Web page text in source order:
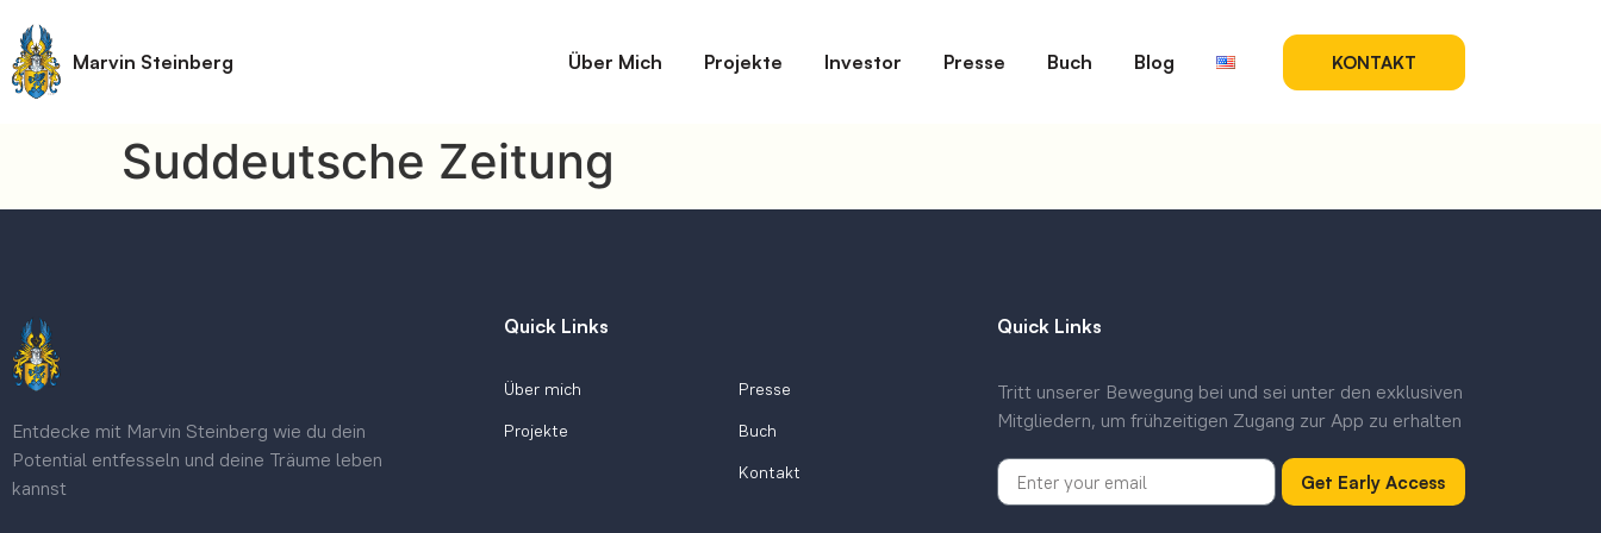
Marvin Steinberg Über Mich Projekte Investor Presse Buch Blog KONTAKT
Suddeutsche Zeitung
Entdecke mit Marvin Steinberg wie du dein
Potential entfesseln und deine Träume leben
kannst
Quick Links
Über mich
Projekte
Presse
Buch
Kontakt
Quick Links
Tritt unserer Bewegung bei und sei unter den exklusiven
Mitgliedern, um frühzeitigen Zugang zur App zu erhalten
Get Early Access